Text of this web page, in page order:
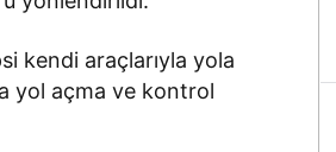
kendi araçlarıyla yola
yol açma ve kontrol